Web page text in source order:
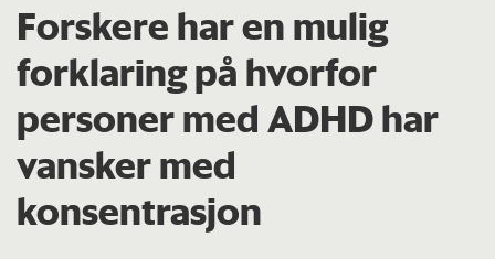
Forskere har en mulig
forklaring på hvorfor
personer med ADHD har
vansker med
konsentrasjon